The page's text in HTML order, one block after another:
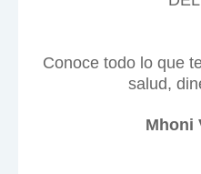
Conoce todo lo que
salud,
Mhoni